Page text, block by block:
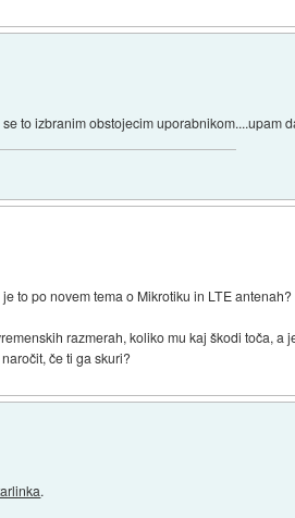
to izbranim obstojecim uporabnikom....upam
to po novem tema o Mikrotiku in LTE antenah?
razmerah, koliko mu kaj škodi toča,
če ti ga skuri?
.